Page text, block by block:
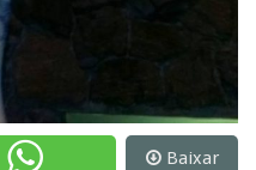
Baixar